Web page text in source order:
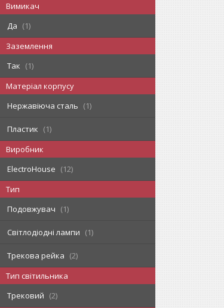
Вимикач
Да
1
Заземлення
Так
1
Матеріал корпусу
Нержавіюча сталь
1
Пластик
1
Виробник
ElectroHouse
12
Тип
Подовжувач
1
Світлодіодні лампи 1
Трекова рейка
2
Тип світильника
Трековий
2